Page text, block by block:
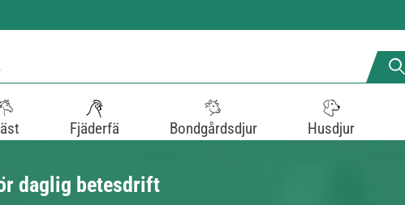
Fjäderfä Bondgårdsdjur Husdjur
daglig betesdrift